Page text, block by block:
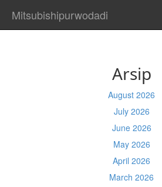
Mitsubishipurwodadi
Arsip
August 2026
July 2026
June 2026
May 2026
April 2026
March 2026